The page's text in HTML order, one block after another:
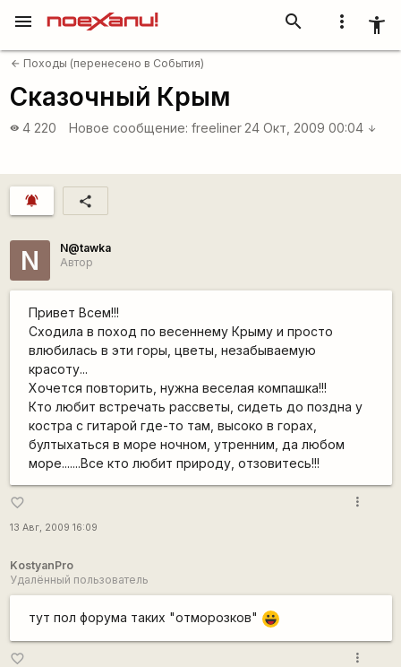
more_vert accessibility_new
search
menu
arrow_back Походы (перенесено в События)
Сказочный Крым
visibility 4 220 Новое сообщение: freeliner 24 Окт, 2009 00:04 arrow_downward
notifications_active share
N
N@tawka
Автор
Привет Всем!!!
Сходила в поход по весеннему Крыму и просто
влюбилась в эти горы, цветы, незабываемую
красоту...
Хочется повторить, нужна веселая компашка!!!
Кто любит встречать рассветы, сидеть до поздна у
костра с гитарой где-то там, высоко в горах,
бултыхаться в море ночном, утренним, да любом
море.......Все кто любит природу, отзовитесь!!!
favorite_border
13 Авг, 2009 16:09
more_vert
KostyanPro
Удалённый пользователь
тут пол форума таких "отморозков" |-))
favorite_border more_vert